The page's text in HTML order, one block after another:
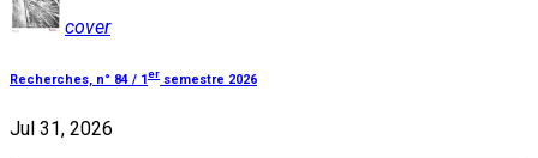
cover
Recherches, n° 84 / 1er semestre 2026
Jul 31, 2026